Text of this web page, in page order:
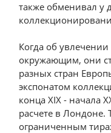
также обменивал у
Когда об увлечении
окружающим, они
разных стран
экспонатом
конца XIX - начала
расчете в
ограниченным